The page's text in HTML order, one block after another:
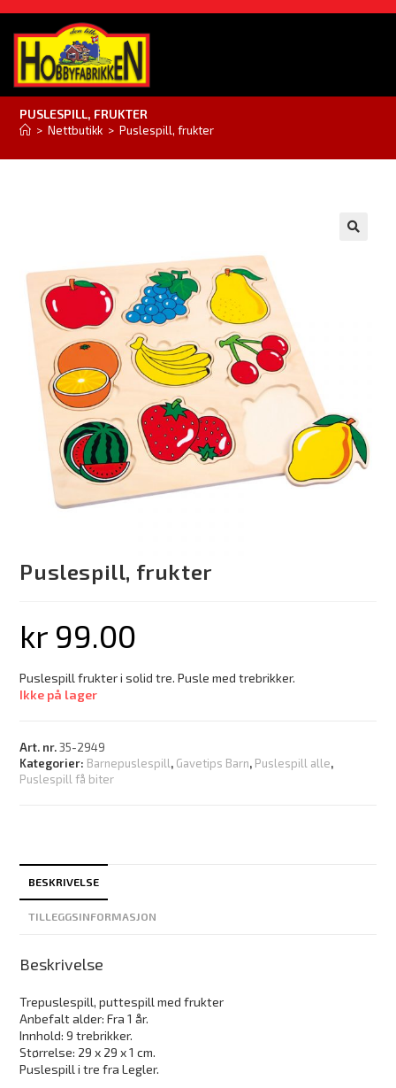
PUSLESPILL, FRUKTER
> Nettbutikk > Puslespill, frukter
Puslespill, frukter
kr 99.00
Puslespill frukter i solid tre. Pusle med trebrikker.
Ikke på lager
Art. nr.35-2949
Kategorier: Barnepuslespill, Gavetips Barn, Puslespill alle,
Puslespill få biter
BESKRIVELSE
TILLEGGSINFORMASJON
Beskrivelse
Trepuslespill, puttespill med frukter
Anbefalt alder: Fra 1 år.
Innhold: 9 trebrikker.
Størrelse: 29 x 29 x 1 cm.
Puslespill i tre fra Legler.